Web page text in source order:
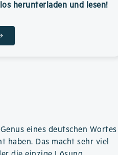
herunterladen und lesen!
eines deutschen Wortes
haben. Das macht sehr viel